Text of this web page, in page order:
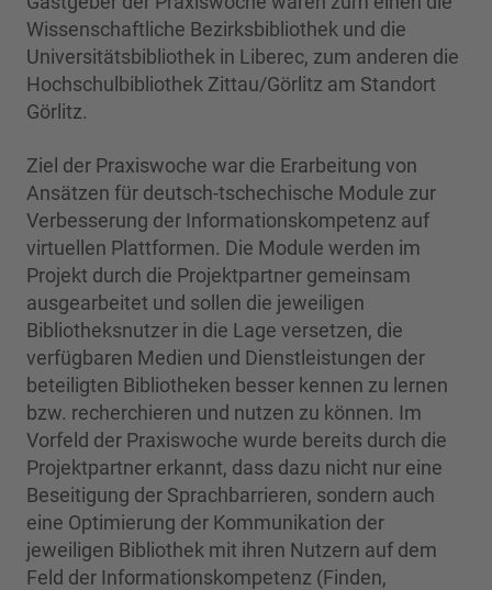
Wissenschaftliche Bezirksbibliothek und die
Universitätsbibliothek in Liberec, zum anderen die
Hochschulbibliothek Zittau/Görlitz am Standort
Görlitz.
Ziel der Praxiswoche war die Erarbeitung von
Ansätzen für deutsch-tschechische Module zur
Verbesserung der Informationskompetenz auf
virtuellen Plattformen. Die Module werden im
Projekt durch die Projektpartner gemeinsam
ausgearbeitet und sollen die jeweiligen
Bibliotheksnutzer in die Lage versetzen, die
verfügbaren Medien und Dienstleistungen der
beteiligten Bibliotheken besser kennen zu lernen
bzw. recherchieren und nutzen zu können. Im
Vorfeld der Praxiswoche wurde bereits durch die
Projektpartner erkannt, dass dazu nicht nur eine
Beseitigung der Sprachbarrieren, sondern auch
eine Optimierung der Kommunikation der
jeweiligen Bibliothek mit ihren Nutzern auf dem
Feld der Informationskompetenz (Finden,